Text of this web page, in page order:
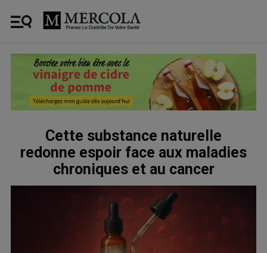
Cette substance naturelle
redonne espoir face aux maladies
chroniques et au cancer